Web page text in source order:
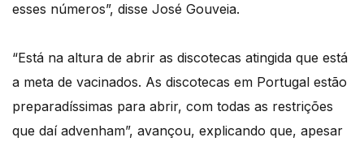
esses números”, disse José Gouveia.
“Está na altura de abrir as discotecas atingida que está
a meta de vacinados. As discotecas em Portugal estão
preparadíssimas para abrir, com todas as restrições
que daí advenham”, avançou, explicando que, apesar